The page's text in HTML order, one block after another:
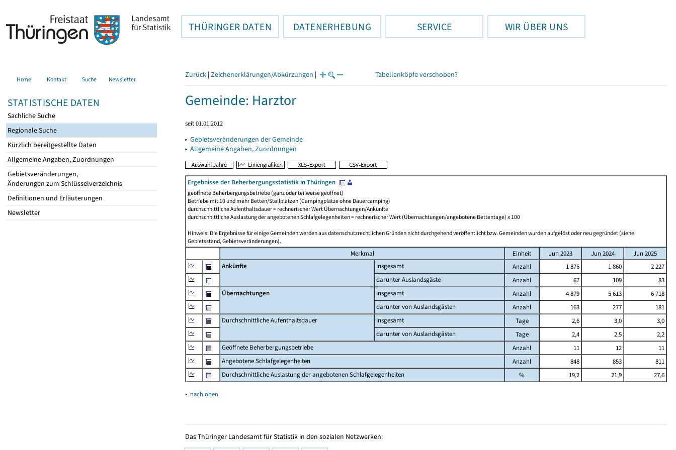
THÜRINGER DATEN DATENERHEBUNG SERVICE WIR ÜBER UNS
Home Kontakt Suche Newsletter
STATISTISCHE DATEN
Sachliche Suche
Regionale Suche
Kürzlich bereitgestellte Daten
Allgemeine Angaben, Zuordnungen
Gebietsveränderungen,
Änderungen zum Schlüsselverzeichnis
Definitionen und Erläuterungen
Newsletter
Zurück | Zeichenerklärungen/Abkürzungen | Tabellenköpfe verschoben?
Gemeinde: Harztor
seit 01.01.2012
▸ Gebietsveränderungen der Gemeinde
▸ Allgemeine Angaben, Zuordnungen
Ergebnisse der Beherbergungsstatistik in Thüringen
geöffnete Beherbergungsbetriebe (ganz oder teilweise geöffnet)
Betriebe mit 10 und mehr Betten/Stellplätzen (Campingplätze ohne Dauercamping)
durchschnittliche Aufenthaltsdauer = rechnerischer Wert Übernachtungen/Ankünfte
durchschnittliche Auslastung der angebotenen Schlafgelegenheiten = rechnerischer Wert (Übernachtungen/angebotene Bettentage) x 100
Hinweis: Die Ergebnisse für einige Gemeinden werden aus datenschutzrechtlichen Gründen nicht durchgehend veröffentlicht bzw. Gemeinden wurden aufgelöst oder neu gegründet (siehe
Gebietsstand, Gebietsveränderungen).
Merkmal Einheit Jun 2023 Jun 2024
Jun 2025
Ankünfte
insgesamt Anzahl 1 876 1 860
2 227
darunter Auslandsgäste
Anzahl 67 109
83
Übernachtungen
insgesamt Anzahl 4 879 5 613
6 718
darunter von Auslandsgästen
Anzahl 163 277
181
Durchschnittliche Aufenthaltsdauer
insgesamt Tage 2,6 3,0
3,0
darunter von Auslandsgästen
Tage 2,4 2,5
2,2
Geöffnete Beherbergungsbetriebe
Anzahl 11 12
11
Angebotene Schlafgelegenheiten
Anzahl 848 853
811
Durchschnittliche Auslastung der angebotenen Schlafgelegenheiten
% 19,2 21,9 27,6
▴ nach oben
Das Thüringer Landesamt für Statistik in den sozialen Netzwerken: